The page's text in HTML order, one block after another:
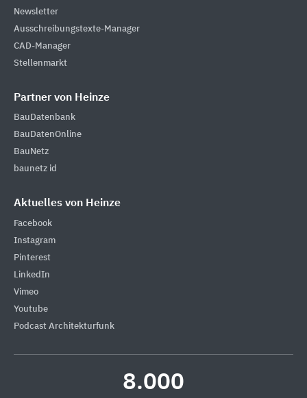
Newsletter
Ausschreibungstexte-Manager
CAD-Manager
Stellenmarkt
Partner von Heinze
BauDatenbank
BauDatenOnline
BauNetz
baunetz id
Aktuelles von Heinze
Facebook
Instagram
Pinterest
LinkedIn
Vimeo
Youtube
Podcast Architekturfunk
8.000